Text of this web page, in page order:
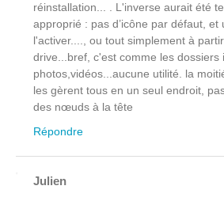
réinstallation... . L'inverse aurait été
approprié : pas d’icône par défaut, et
l'activer...., ou tout simplement à
drive...bref, c'est comme les dossiers
photos,vidéos...aucune utilité. la
les gèrent tous en un seul endroit,
des nœuds à la tête
Répondre
Julien